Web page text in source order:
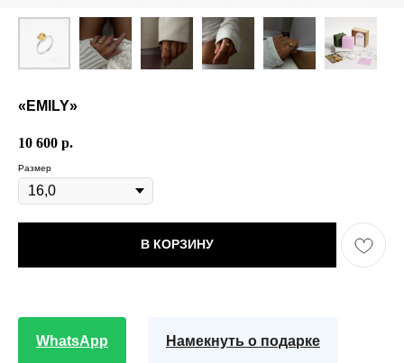
«EMILY»
10 600 р.
Размер
В КОРЗИНУ
WhatsApp Намекнуть о подарке